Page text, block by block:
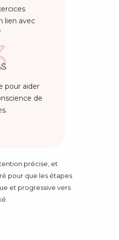
lien avec
pour aider
de
précise, et
pour que les étapes
et progressive vers